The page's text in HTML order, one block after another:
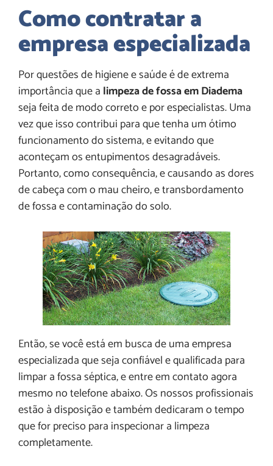
Como contratar a
empresa especializada
Por questões de higiene e saúde é de extrema
importância que a limpeza de fossa em Diadema
seja feita de modo correto e por especialistas. Uma
vez que isso contribui para que tenha um ótimo
funcionamento do sistema, e evitando que
aconteçam os entupimentos desagradáveis.
Portanto, como consequência, e causando as dores
de cabeça com o mau cheiro, e transbordamento
de fossa e contaminação do solo.
Então, se você está em busca de uma empresa
especializada que seja confiável e qualificada para
limpar a fossa séptica, e entre em contato agora
mesmo no telefone abaixo. Os nossos profissionais
estão à disposição e também dedicaram o tempo
que for preciso para inspecionar a limpeza
completamente.